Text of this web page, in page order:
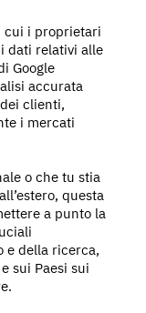
cui i proprietari
dati relativi alle
Google
accurata
clienti,
i mercati
o che tu stia
questa
a punto la
e della ricerca,
sui Paesi sui